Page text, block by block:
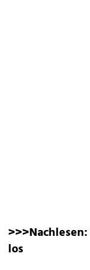
>>>Nachlesen:
los